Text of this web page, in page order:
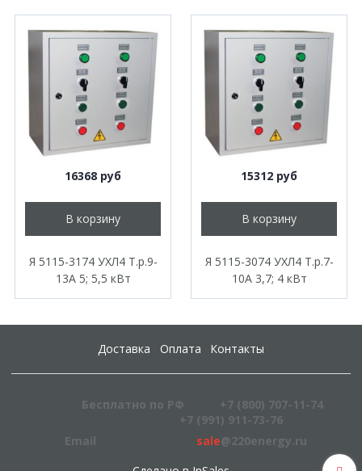
16368 руб
В корзину
Я 5115-3174 УХЛ4 Т.р.9-
13А 5; 5,5 кВт
15312 руб
В корзину
Я 5115-3074 УХЛ4 Т.р.7-
10А 3,7; 4 кВт
Доставка Оплата Контакты
Бесплатно по РФ
+7 (800) 707-11-74
+7 (991) 911-73-76
Email
sale@220energy.ru